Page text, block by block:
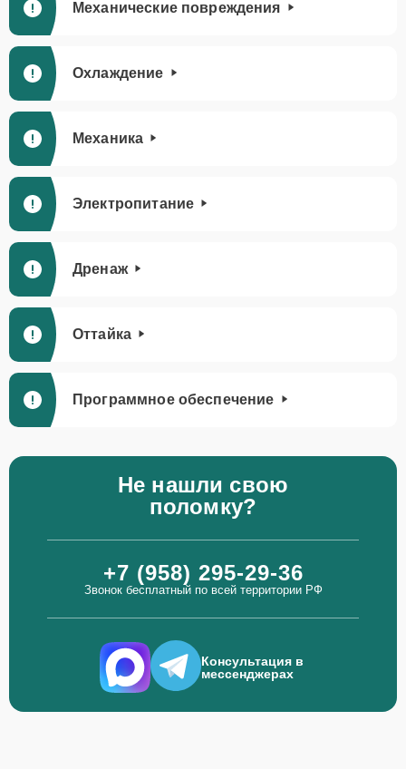
Механические повреждения
Охлаждение
Механика
Электропитание
Дренаж
Оттайка
Программное обеспечение
Не нашли свою
поломку?
+7 (958) 295-29-36
Звонок бесплатный по всей территории РФ
Консультация в
мессенджерах